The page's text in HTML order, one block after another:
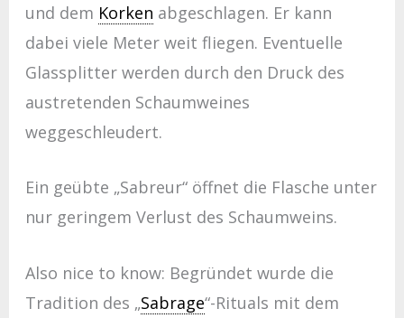
und dem Korken abgeschlagen. Er kann
dabei viele Meter weit fliegen. Eventuelle
Glassplitter werden durch den Druck des
austretenden Schaumweines
weggeschleudert.
Ein geübte „Sabreur“ öffnet die Flasche unter
nur geringem Verlust des Schaumweins.
Also nice to know: Begründet wurde die
Tradition des „Sabrage“-Rituals mit dem